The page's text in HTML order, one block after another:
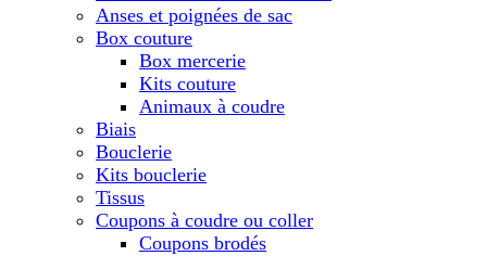
Anses et poignées de sac
Box couture
Box mercerie
Kits couture
Animaux à coudre
Biais
Bouclerie
Kits bouclerie
Tissus
Coupons à coudre ou coller
Coupons brodés